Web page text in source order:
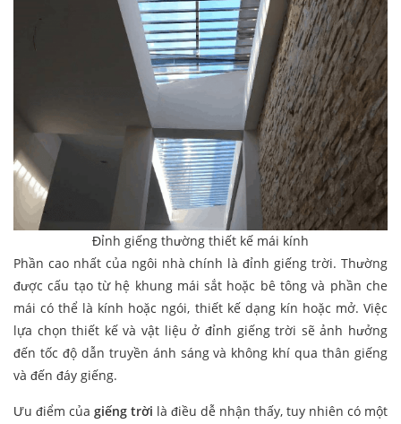
Đỉnh giếng thường thiết kế mái kính
Phần cao nhất của ngôi nhà chính là đỉnh giếng trời. Thường
được cấu tạo từ hệ khung mái sắt hoặc bê tông và phần che
mái có thể là kính hoặc ngói, thiết kế dạng kín hoặc mở. Việc
lựa chọn thiết kế và vật liệu ở đỉnh giếng trời sẽ ảnh hưởng
đến tốc độ dẫn truyền ánh sáng và không khí qua thân giếng
và đến đáy giếng.
Ưu điểm của giếng trời là điều dễ nhận thấy, tuy nhiên có một